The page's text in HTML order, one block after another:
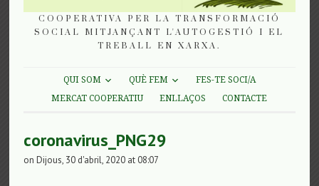
COOPERATIVA PER LA TRANSFORMACIÓ
SOCIAL MITJANÇANT L'AUTOGESTIÓ I EL
TREBALL EN XARXA.
QUI SOM QUÈ FEM
FES-TE SOCI/A
MERCAT COOPERATIU
ENLLAÇOS CONTACTE
coronavirus_PNG29
on Dijous, 30 d'abril, 2020 at 08:07